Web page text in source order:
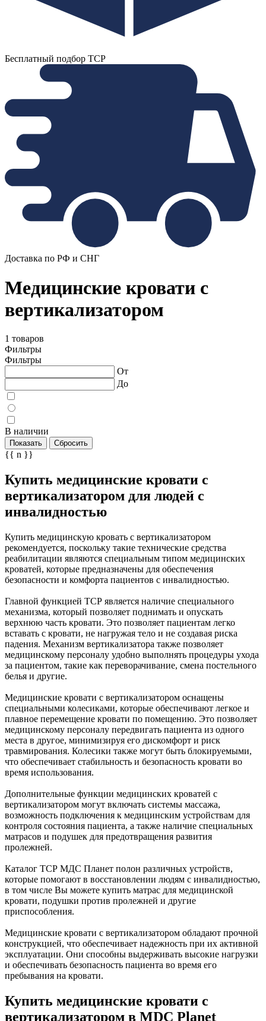
Бесплатный подбор ТСР
Доставка по РФ и СНГ
Медицинские кровати с
вертикализатором
1 товаров
Фильтры
Фильтры
От
До
В наличии
Показать Сбросить
{{ n }}
Купить медицинские кровати с
вертикализатором для людей с
инвалидностью
Купить медицинскую кровать с вертикализатором
рекомендуется, поскольку такие технические средства
реабилитации являются специальным типом медицинских
кроватей, которые предназначены для обеспечения
безопасности и комфорта пациентов с инвалидностью.
Главной функцией ТСР является наличие специального
механизма, который позволяет поднимать и опускать
верхнюю часть кровати. Это позволяет пациентам легко
вставать с кровати, не нагружая тело и не создавая риска
падения. Механизм вертикализатора также позволяет
медицинскому персоналу удобно выполнять процедуры ухода
за пациентом, такие как переворачивание, смена постельного
белья и другие.
Медицинские кровати с вертикализатором оснащены
специальными колесиками, которые обеспечивают легкое и
плавное перемещение кровати по помещению. Это позволяет
медицинскому персоналу передвигать пациента из одного
места в другое, минимизируя его дискомфорт и риск
травмирования. Колесики также могут быть блокируемыми,
что обеспечивает стабильность и безопасность кровати во
время использования.
Дополнительные функции медицинских кроватей с
вертикализатором могут включать системы массажа,
возможность подключения к медицинским устройствам для
контроля состояния пациента, а также наличие специальных
матрасов и подушек для предотвращения развития
пролежней.
Каталог ТСР МДС Планет полон различных устройств,
которые помогают в восстановлении людям с инвалидностью,
в том числе Вы можете купить матрас для медицинской
кровати, подушки против пролежней и другие
приспособления.
Медицинские кровати с вертикализатором обладают прочной
конструкцией, что обеспечивает надежность при их активной
эксплуатации. Они способны выдерживать высокие нагрузки
и обеспечивать безопасность пациента во время его
пребывания на кровати.
Купить медицинские кровати с
вертикализатором в MDC Planet